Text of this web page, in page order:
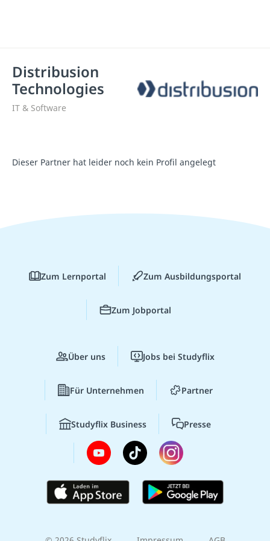
Distribusion
Technologies
IT & Software
Dieser Partner hat leider noch kein Profil angelegt
Zum Lernportal Zum Ausbildungsportal
Zum Jobportal
Über uns Jobs bei Studyflix
Für Unternehmen Partner
Studyflix Business Presse